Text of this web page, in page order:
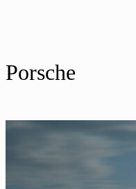
Porsche